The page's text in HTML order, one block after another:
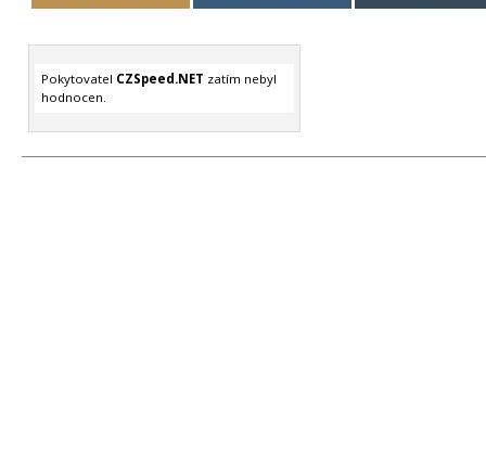
Pokytovatel CZSpeed.NET zatím nebyl
hodnocen.